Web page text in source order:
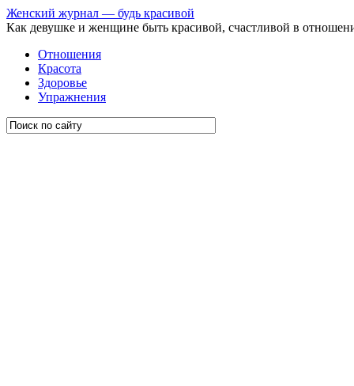
Женский журнал — будь красивой
Как девушке и женщине быть красивой, счастливой в
Отношения
Красота
Здоровье
Упражнения